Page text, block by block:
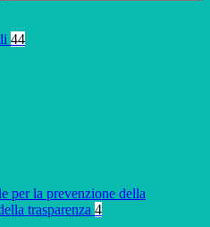
44
per la prevenzione della
trasparenza 4